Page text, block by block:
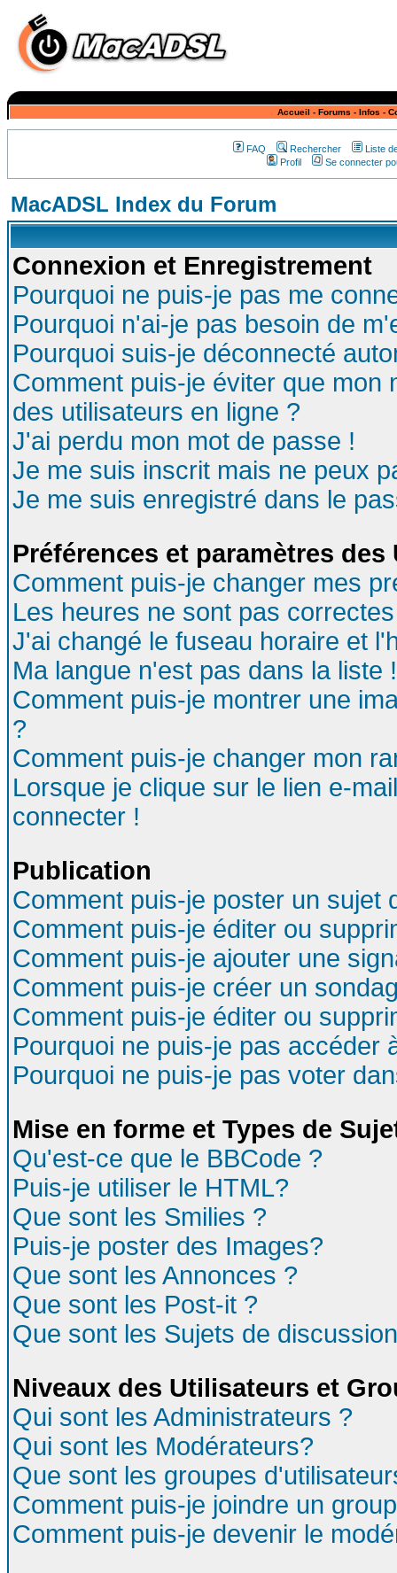
Accueil - Forums - Infos -
FAQ Rechercher
Liste
Profil
Se connecter
MacADSL Index du Forum
Connexion et Enregistrement
Pourquoi ne puis-je pas me
Pourquoi n'ai-je pas besoin de
Pourquoi suis-je déconnecté
Comment puis-je éviter que mon
des utilisateurs en ligne ?
J'ai perdu mon mot de passe !
Je me suis inscrit mais ne peux
Je me suis enregistré dans le
Préférences et paramètres
Comment puis-je changer mes
Les heures ne sont pas
J'ai changé le fuseau horaire et
Ma langue n'est pas dans la liste !
Comment puis-je montrer une
?
Comment puis-je changer mon
Lorsque je clique sur le lien e-
connecter !
Publication
Comment puis-je poster un sujet
Comment puis-je éditer ou
Comment puis-je ajouter une
Comment puis-je créer un
Comment puis-je éditer ou
Pourquoi ne puis-je pas accéder
Pourquoi ne puis-je pas voter
Mise en forme et Types de
Qu'est-ce que le BBCode ?
Puis-je utiliser le HTML?
Que sont les Smilies ?
Puis-je poster des Images?
Que sont les Annonces ?
Que sont les Post-it ?
Que sont les Sujets de
Niveaux des Utilisateurs et
Qui sont les Administrateurs ?
Qui sont les Modérateurs?
Que sont les groupes
Comment puis-je joindre un
Comment puis-je devenir le